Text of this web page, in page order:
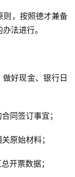
则，按照德才兼备
法进行。
好现金、银行日
同签订事宜；
原始材料；
开票数据；